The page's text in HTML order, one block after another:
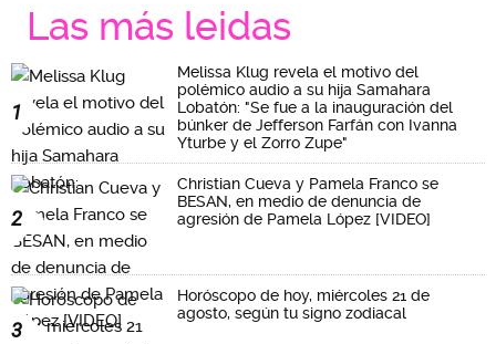
Las más leidas
1
Melissa Klug revela el motivo del
polémico audio a su hija Samahara
Lobatón: "Se fue a la inauguración del
búnker de Jefferson Farfán con Ivanna
Yturbe y el Zorro Zupe"
2
Christian Cueva y Pamela Franco se
BESAN, en medio de denuncia de
agresión de Pamela López [VIDEO]
3
Horóscopo de hoy, miércoles 21 de
agosto, según tu signo zodiacal